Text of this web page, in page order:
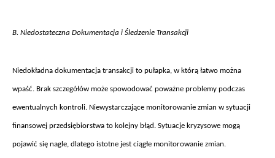
B. Niedostateczna Dokumentacja i Śledzenie Transakcji
Niedokładna dokumentacja transakcji to pułapka, w którą łatwo można
wpaść. Brak szczegółów może spowodować poważne problemy podczas
ewentualnych kontroli. Niewystarczające monitorowanie zmian w sytuacji
finansowej przedsiębiorstwa to kolejny błąd. Sytuacje kryzysowe mogą
pojawić się nagle, dlatego istotne jest ciągłe monitorowanie zmian.